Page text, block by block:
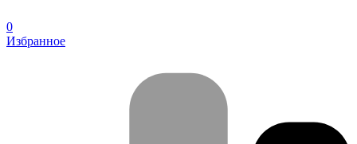
0
Избранное